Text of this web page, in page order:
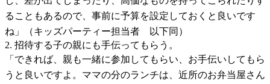
ることもあるので、事前に予算を設定しておくと良いです
ね」（キッズパーティー担当者 以下同）
2. 招待する子の親にも手伝ってもらう。
「できれば、親も一緒に参加してもらい、お手伝いしてもら
うと良いですよ。ママの分のランチは、近所のお弁当屋さん